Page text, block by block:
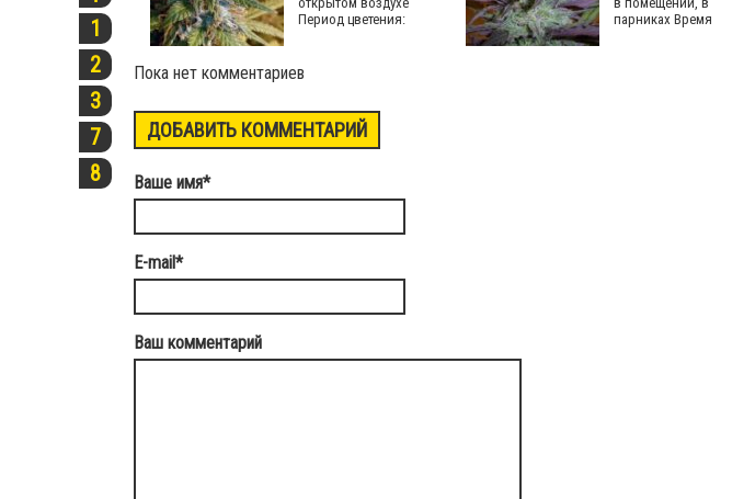
1
2
3
7
8
Период цветения:
парниках Время
Пока нет комментариев
ДОБАВИТЬ КОММЕНТАРИЙ
Ваше имя*
E-mail*
Ваш комментарий